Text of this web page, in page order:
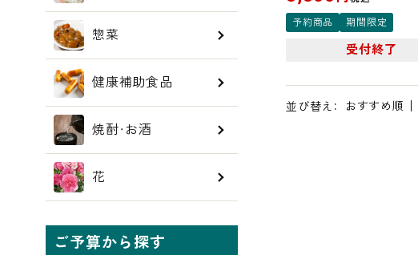
予約商品 期間限定
受付終了
並び替え おすすめ順
惣菜
健康補助食品
焼酎・お酒
花
ご予算から探す